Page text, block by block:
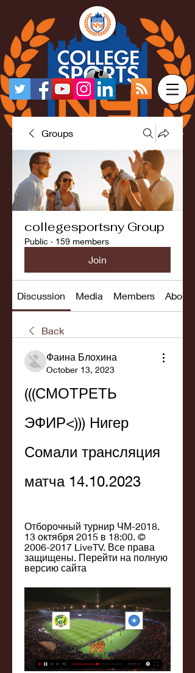
Groups
collegesportsny Group
Public · 159 members
Join
Discussion Media Members About
Back
Фаина Блохина
October 13, 2023
(((СМОТРЕТЬ
ЭФИР<))) Нигер
Сомали трансляция
матча 14.10.2023
Отборочный турнир ЧМ-2018.
13 октября 2015 в 18:00. ©
2006-2017 LiveTV. Все права
защищены. Перейти на полную
версию сайта